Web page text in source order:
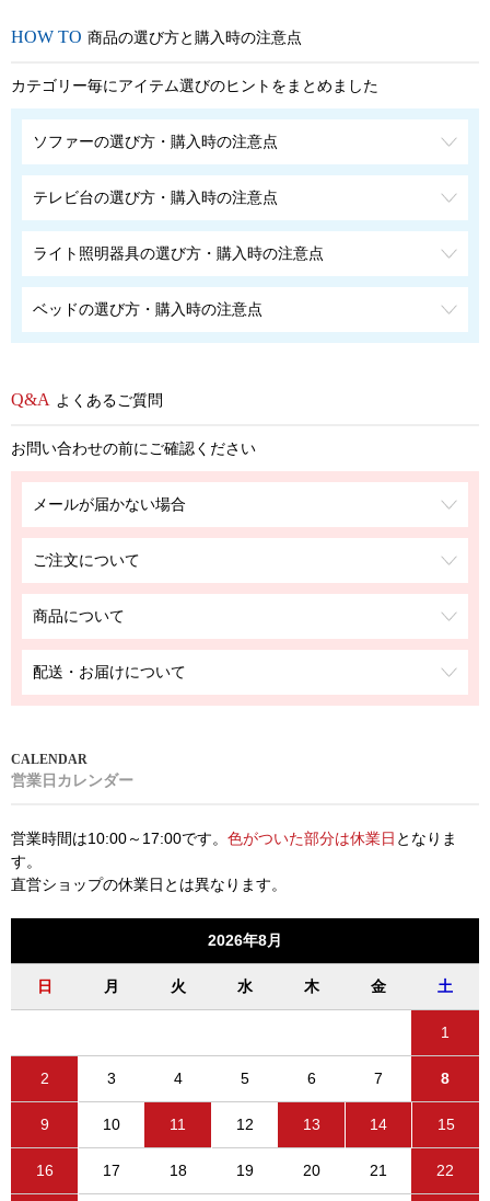
商品の選び方と購入時の注意点
カテゴリー毎にアイテム選びのヒントをまとめました
ソファーの選び方・購入時の注意点
テレビ台の選び方・購入時の注意点
ライト照明器具の選び方・購入時の注意点
ベッドの選び方・購入時の注意点
よくあるご質問
お問い合わせの前にご確認ください
メールが届かない場合
ご注文について
商品について
配送・お届けについて
営業日カレンダー
営業時間は10:00～17:00です。 色がついた部分は休業日 となりま
す。
直営ショップの休業日とは異なります。
2026年8月
日 月 火 水 木 金 土
1
2 3 4 5 6 7 8
9 10 11 12 13 14 15
16 17 18 19 20 21 22